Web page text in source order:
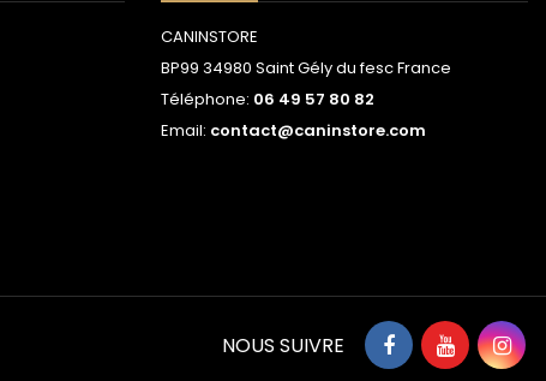
CANINSTORE
BP99 34980 Saint Gély du fesc France
Téléphone: 06 49 57 80 82
Email: contact@caninstore.com
NOUS SUIVRE